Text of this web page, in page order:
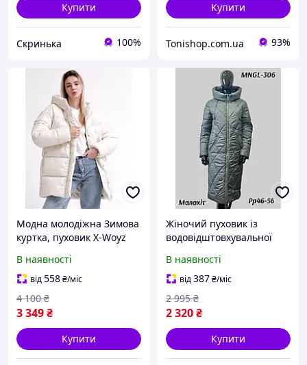
Купити
Скринька 100%
Купити
Tonishop.com.ua 93%
Модна молодіжна Зимова
куртка, пуховик X-Woyz
В наявності
від558₴/міс
3 349₴
4 100 ₴
Купити
Жіночий пуховик із
водовідштовхувальної
Розміри 46, 48, 54
В наявності
від387₴/міс
2 320₴
2 995 ₴
Купити